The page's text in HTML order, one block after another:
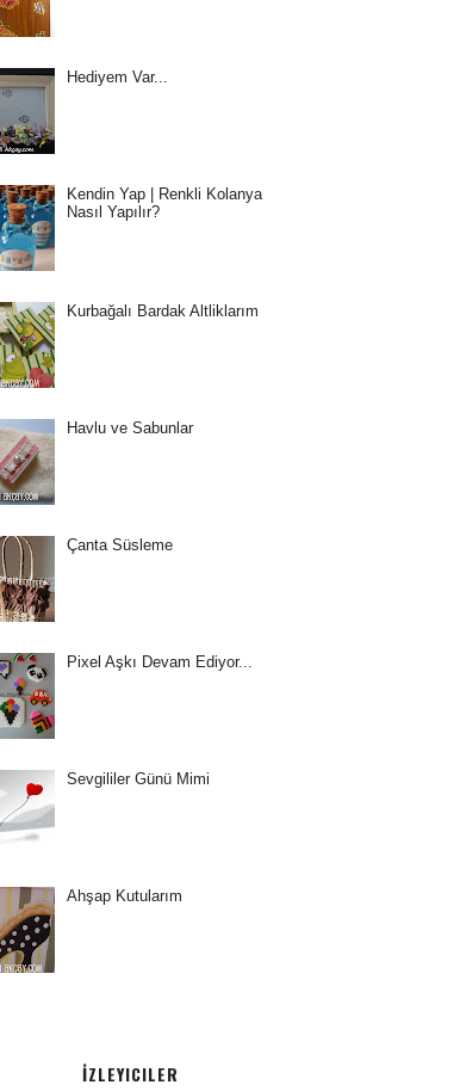
Hediyem Var...
Kendin Yap | Renkli Kolanya
Nasıl Yapılır?
Kurbağalı Bardak Altliklarım
Havlu ve Sabunlar
Çanta Süsleme
Pixel Aşkı Devam Ediyor...
Sevgililer Günü Mimi
Ahşap Kutularım
İZLEYICILER